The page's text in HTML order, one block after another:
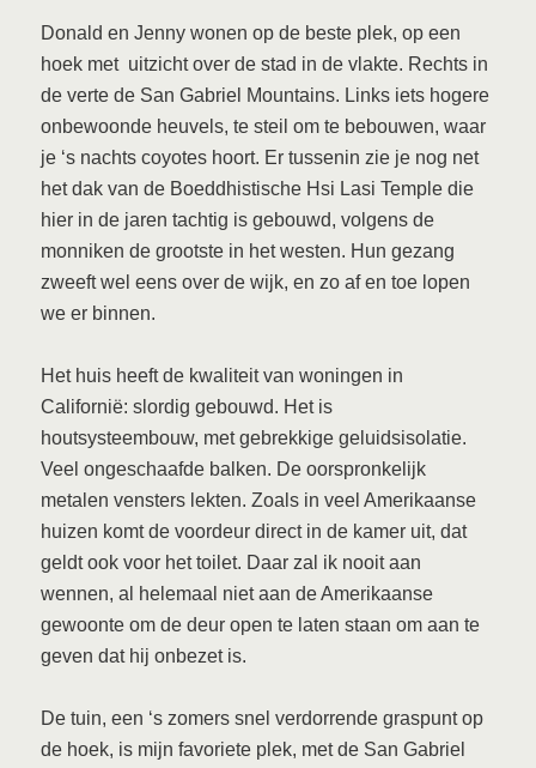
Donald en Jenny wonen op de beste plek, op een
hoek met uitzicht over de stad in de vlakte. Rechts in
de verte de San Gabriel Mountains. Links iets hogere
onbewoonde heuvels, te steil om te bebouwen, waar
je ‘s nachts coyotes hoort. Er tussenin zie je nog net
het dak van de Boeddhistische Hsi Lasi Temple die
hier in de jaren tachtig is gebouwd, volgens de
monniken de grootste in het westen. Hun gezang
zweeft wel eens over de wijk, en zo af en toe lopen
we er binnen.
Het huis heeft de kwaliteit van woningen in
Californië: slordig gebouwd. Het is
houtsysteembouw, met gebrekkige geluidsisolatie.
Veel ongeschaafde balken. De oorspronkelijk
metalen vensters lekten. Zoals in veel Amerikaanse
huizen komt de voordeur direct in de kamer uit, dat
geldt ook voor het toilet. Daar zal ik nooit aan
wennen, al helemaal niet aan de Amerikaanse
gewoonte om de deur open te laten staan om aan te
geven dat hij onbezet is.
De tuin, een ‘s zomers snel verdorrende graspunt op
de hoek, is mijn favoriete plek, met de San Gabriel